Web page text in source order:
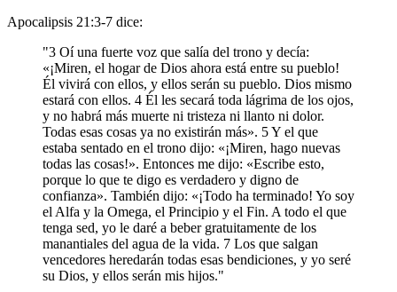
Apocalipsis 21:3-7 dice:
"3 Oí una fuerte voz que salía del trono y decía:
«¡Miren, el hogar de Dios ahora está entre su pueblo!
Él vivirá con ellos, y ellos serán su pueblo. Dios mismo
estará con ellos. 4 Él les secará toda lágrima de los ojos,
y no habrá más muerte ni tristeza ni llanto ni dolor.
Todas esas cosas ya no existirán más». 5 Y el que
estaba sentado en el trono dijo: «¡Miren, hago nuevas
todas las cosas!». Entonces me dijo: «Escribe esto,
porque lo que te digo es verdadero y digno de
confianza». También dijo: «¡Todo ha terminado! Yo soy
el Alfa y la Omega, el Principio y el Fin. A todo el que
tenga sed, yo le daré a beber gratuitamente de los
manantiales del agua de la vida. 7 Los que salgan
vencedores heredarán todas esas bendiciones, y yo seré
su Dios, y ellos serán mis hijos."